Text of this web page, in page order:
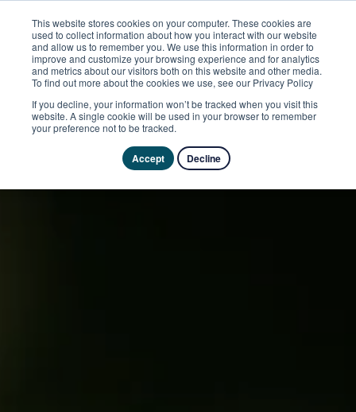
This website stores cookies on your computer. These cookies are
used to collect information about how you interact with our website
and allow us to remember you. We use this information in order to
improve and customize your browsing experience and for analytics
and metrics about our visitors both on this website and other media.
To find out more about the cookies we use, see our Privacy Policy
If you decline, your information won’t be tracked when you visit this
website. A single cookie will be used in your browser to remember
your preference not to be tracked.
Accept Decline